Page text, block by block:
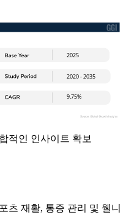
적인 인사이트 확보
츠 재활, 통증 관리 및 웰니